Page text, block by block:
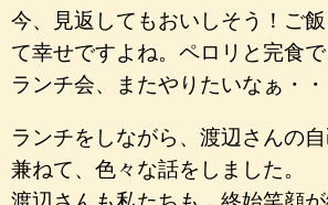
今、見返してもおいしそう！ご
て幸せですよね。ペロリと完食で
ランチ会、またやりたいなぁ・・
ランチをしながら、渡辺さんの
兼ねて、色々な話をしました。